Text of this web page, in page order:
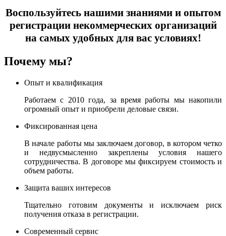
Воспользуйтесь нашими знаниями и опытом
регистрации некоммерческих организаций
на самых удобных для вас условиях!
Почему мы?
Опыт и квалификация
Работаем с 2010 года, за время работы мы накопили
огромный опыт и приобрели деловые связи.
Фиксированная цена
В начале работы мы заключаем договор, в котором четко
и недвусмысленно закреплены условия нашего
сотрудничества. В договоре мы фиксируем стоимость и
объем работы.
Защита ваших интересов
Тщательно готовим документы и исключаем риск
получения отказа в регистрации.
Современный сервис